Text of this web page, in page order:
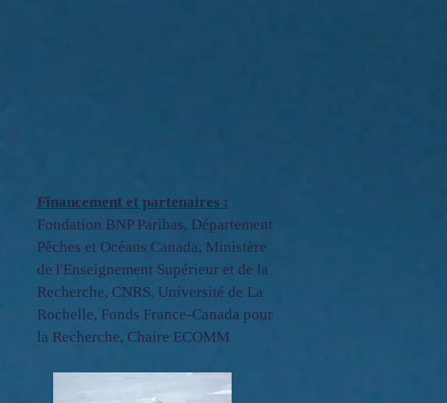
Financement et partenaires :
Fondation BNP Paribas, Département
Pêches et Océans Canada, Ministère
de l'Enseignement Supérieur et de la
Recherche, CNRS, Université de La
Rochelle, Fonds France-Canada pour
la Recherche, Chaire ECOMM